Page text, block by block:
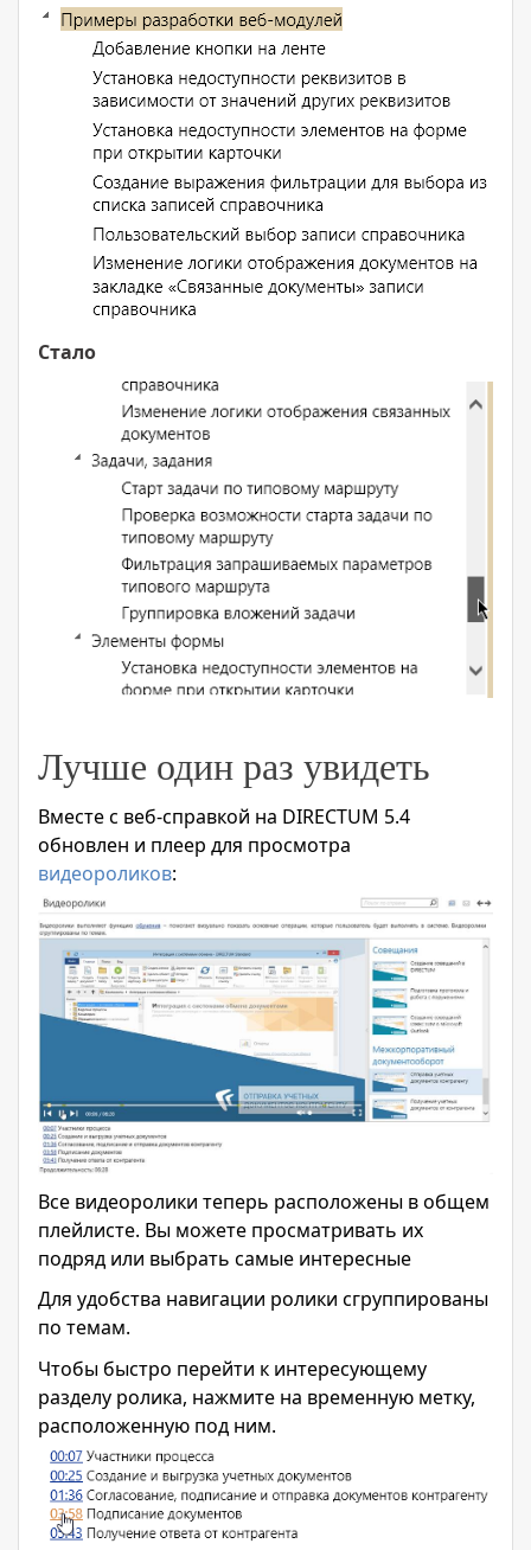
Стало
Лучше один раз увидеть
Вместе с веб-справкой на DIRECTUM 5.4
обновлен и плеер для просмотра
видеороликов:
Все видеоролики теперь расположены в общем
плейлисте. Вы можете просматривать их
подряд или выбрать самые интересные
Для удобства навигации ролики сгруппированы
по темам.
Чтобы быстро перейти к интересующему
разделу ролика, нажмите на временную метку,
расположенную под ним.